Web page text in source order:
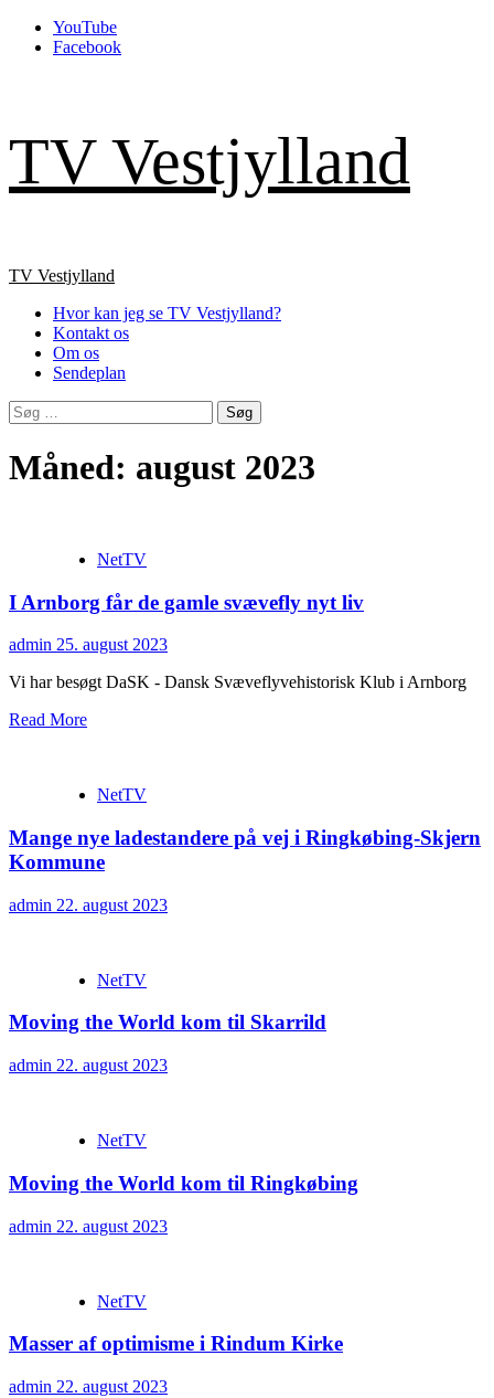
Skip
YouTube
Facebook
TV Vestjylland
Primary
TV Vestjylland
Hvor kan jeg se TV Vestjylland?
Kontakt os
Om os
Sendeplan
Søg
efter:
Måned: august 2023
NetTV
I Arnborg får de gamle svævefly nyt liv
admin 25. august 2023
Vi har besøgt DaSK - Dansk Svæveflyvehistorisk Klub i Arnborg
Read More
NetTV
Mange nye ladestandere på vej i Ringkøbing-Skjern
Kommune
admin 22. august 2023
NetTV
Moving the World kom til Skarrild
admin 22. august 2023
NetTV
Moving the World kom til Ringkøbing
admin 22. august 2023
NetTV
Masser af optimisme i Rindum Kirke
admin 22. august 2023